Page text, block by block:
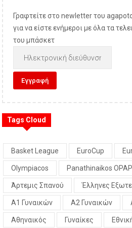
Γραφτείτε στο newletter του
για να είστε ενήμεροι με όλα τα
του μπάσκετ
Tags Cloud
Basket League EuroCup
Olympiacos Panathinaikos OPAP
Άρτεμις Σπανού Έλληνες
Α1 Γυναικών Α2 Γυναικών
Αθηναικός Γυναίκες